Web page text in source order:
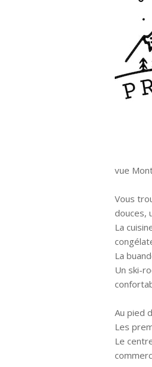
vue
Vous
douces,
La
La
Un ski-
Au pied
Les
Le